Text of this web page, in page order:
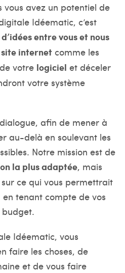
vous avez un potentiel de
Idéematic, c’est
entre vous et nous
site internet comme les
votre logiciel et déceler
votre système
afin de mener à
au-delà en soulevant les
Notre mission est de
la plus adaptée, mais
ce qui vous permettrait
en tenant compte de vos
Idéematic, vous
faire les choses, de
et de vous faire